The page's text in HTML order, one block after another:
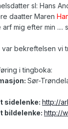
sl: Hans
daatter Maren
arf mig efter min ....
bekreftelsen vi
i tingboka:
Sør-
sidelenke: http://
bildelenke: http://